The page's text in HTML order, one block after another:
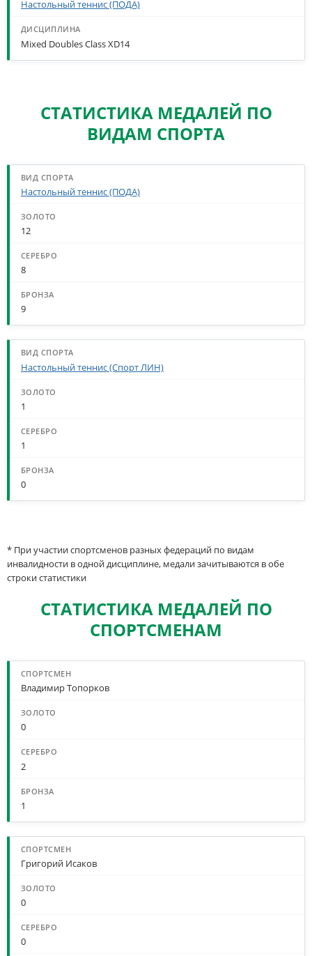
Настольный теннис (ПОДА)
Mixed Doubles Class XD14
СТАТИСТИКА МЕДАЛЕЙ ПО
ВИДАМ СПОРТА
СТАТИСТИКА МЕДАЛЕЙ ПО ВИДАМ СПОРТА
Настольный теннис (ПОДА)
12
8
9
Настольный теннис (Спорт ЛИН)
1
1
0
* При участии спортсменов разных федераций по видам
инвалидности в одной дисциплине, медали зачитываются в обе
строки статистики
СТАТИСТИКА МЕДАЛЕЙ ПО
СПОРТСМЕНАМ
Владимир Топорков
0
2
1
Григорий Исаков
0
0